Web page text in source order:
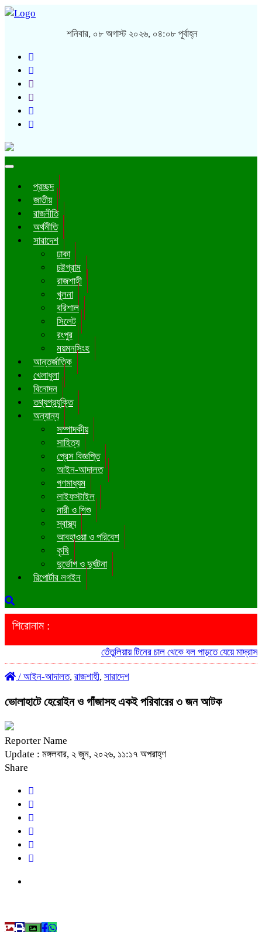
শনিবার, ০৮ অগাস্ট ২০২৬, ০৪:০৮ পূর্বাহ্ন
Toggle
প্রচ্ছদ
জাতীয়
রাজনীতি
অর্থনীতি
সারাদেশ
ঢাকা
চট্টগ্রাম
রাজশাহী
খুলনা
বরিশাল
সিলেট
রংপুর
ময়মনসিংহ
আন্তর্জাতিক
খেলাধুলা
বিনোদন
তথ্যপ্রযুক্তি
অন্যান্য
সম্পাদকীয়
সাহিত্য
প্রেস বিজ্ঞপ্তি
আইন-আদালত
গণমাধ্যম
লাইফস্টাইল
নারী ও শিশু
স্বাস্থ্য
আবহাওয়া ও পরিবেশ
কৃষি
দুর্ভোগ ও দুর্ঘটনা
রিপোর্টার লগইন
শিরোনাম :
তেঁতুলিয়ায় টিনের চাল থেকে বল পাড়তে যেয়ে মাদ্রাসা ছাত্রের
/ আইন-আদালত, রাজশাহী, সারাদেশ
​ভোলাহাটে হেরোইন ও গাঁজাসহ একই পরিবারের ৩ জন আটক
Reporter Name
Update : মঙ্গলবার, ২ জুন, ২০২৬, ১১:১৭ অপরাহ্ণ
Share